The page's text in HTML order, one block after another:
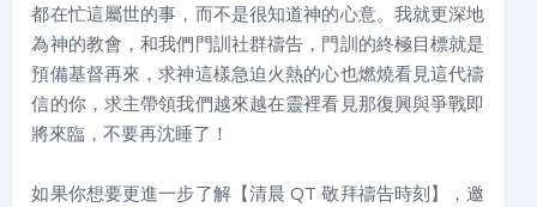
都在忙這屬世的事，而不是很知道神的心意。我就更深地
為神的教會，和我們門訓社群禱告，門訓的終極目標就是
預備基督再來，求神這樣急迫火熱的心也燃燒看見這代禱
信的你，求主帶領我們越來越在靈裡看見那復興與爭戰即
將來臨，不要再沈睡了！
如果你想要更進一步了解【清晨 QT 敬拜禱告時刻】，邀